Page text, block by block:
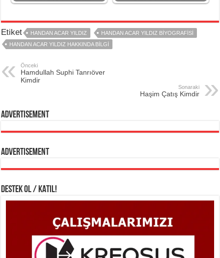
Etiket HANDAN ACAR YILDIZ
HANDAN ACAR YILDIZ BIYOGRAFISI
HANDAN ACAR YILDIZ HAKKINDA BILGI
Önceki
Hamdullah Suphi Tanrıöver
Kimdir
Sonaraki
Haşim Çatış Kimdir
Advertisement
Advertisement
DESTEK OL / KATIL!